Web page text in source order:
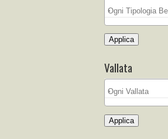
Applica
Vallata
Applica